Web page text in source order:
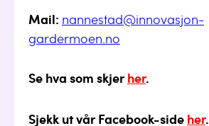
Mail: nannestad@innovasjon-
gardermoen.no
Se hva som skjer her.
Sjekk ut vår Facebook-side her.